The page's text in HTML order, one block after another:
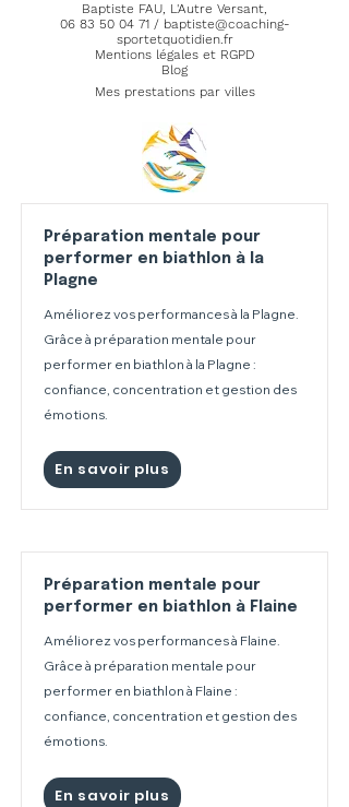
Baptiste FAU, L'Autre Versant,
06 83 50 04 71/ baptiste@coaching-
sportetquotidien.fr
Mentions légales et RGPD
Blog
Mes prestations par villes
Préparation mentale pour
performer en biathlon à la
Plagne
Améliorez vos performances à la Plagne.
Grâce à préparation mentale pour
performer en biathlon à la Plagne :
confiance, concentration et gestion des
émotions.
En savoir plus
Préparation mentale pour
performer en biathlon à Flaine
Améliorez vos performances à Flaine.
Grâce à préparation mentale pour
performer en biathlon à Flaine :
confiance, concentration et gestion des
émotions.
En savoir plus